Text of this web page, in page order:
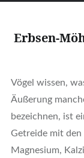
Erbsen-
Vögel wissen,
Äußerung
bezeichnen, ist
Getreide mit
Magnesium,